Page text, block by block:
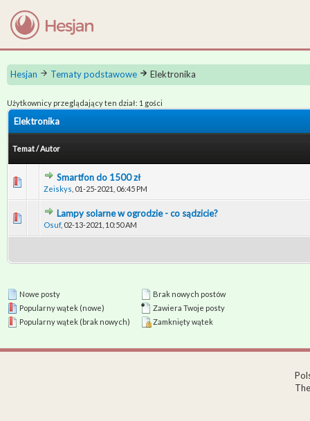
Hesjan Tematy podstawowe Elektronika
Użytkownicy przeglądający ten dział: 1 gości
Elektronika
Temat/Autor
Smartfon do 1500 zł
Zeiskys 01-25-2021, 06:45 PM
0 głosów - średnia ocena: 0 na 5 gwiazdek
Lampy solarne w ogrodzie - co sądzicie?
Osuf, 02-13-2021, 10:50 AM
0 głosów - średnia ocena: 0 na 5 gwiazdek
123 5
Nowe posty
Popularny wątek (nowe)
Popularny wątek (brak nowych)
Brak nowych postów
Zawiera Twoje posty
Zamknięty wątek